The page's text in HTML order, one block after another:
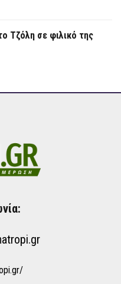
Τζόλη σε φιλικό της